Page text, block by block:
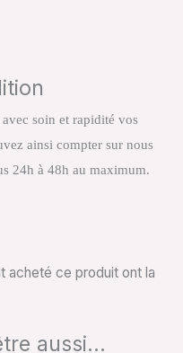
soin et rapidité vos
ainsi compter sur nous
24h à 48h au maximum.
acheté ce produit ont la
aussi…